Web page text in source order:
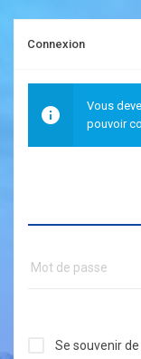
Connexion
Vous
pouvoir
Se souvenir